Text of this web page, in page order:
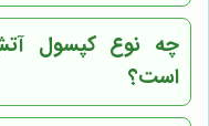
چه نوع کپسول
است؟